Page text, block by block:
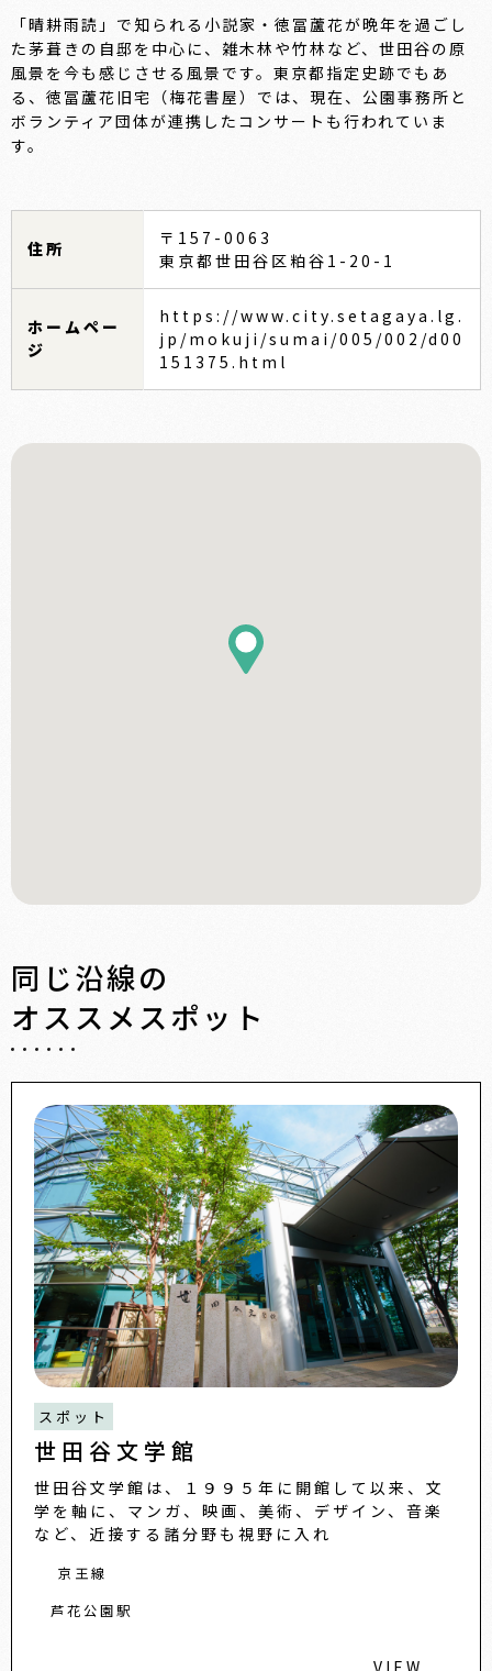
「晴耕雨読」で知られる小説家・徳冨蘆花が晩年を過ごし
た茅葺きの自邸を中心に、雑木林や竹林など、世田谷の原
風景を今も感じさせる風景です。東京都指定史跡でもあ
る、徳冨蘆花旧宅（梅花書屋）では、現在、公園事務所と
ボランティア団体が連携したコンサートも行われていま
す。
住所
〒157-0063
東京都世田谷区粕谷1-20-1
ホームペー
ジ
https://www.city.setagaya.lg.
jp/mokuji/sumai/005/002/d00
151375.html
同じ沿線の
オススメスポット
スポット
世田谷文学館
世田谷文学館は、１９９５年に開館して以来、文
学を軸に、マンガ、映画、美術、デザイン、音楽
など、近接する諸分野も視野に入れ
京王線
芦花公園駅